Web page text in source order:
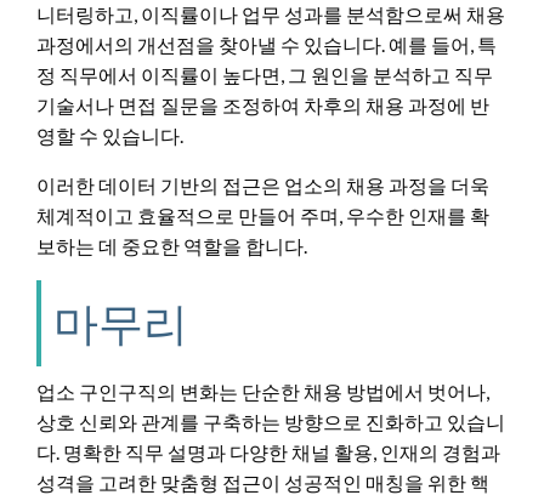
니터링하고, 이직률이나 업무 성과를 분석함으로써 채용
과정에서의 개선점을 찾아낼 수 있습니다. 예를 들어, 특
정 직무에서 이직률이 높다면, 그 원인을 분석하고 직무
기술서나 면접 질문을 조정하여 차후의 채용 과정에 반
영할 수 있습니다.
이러한 데이터 기반의 접근은 업소의 채용 과정을 더욱
체계적이고 효율적으로 만들어 주며, 우수한 인재를 확
보하는 데 중요한 역할을 합니다.
마무리
업소 구인구직의 변화는 단순한 채용 방법에서 벗어나,
상호 신뢰와 관계를 구축하는 방향으로 진화하고 있습니
다. 명확한 직무 설명과 다양한 채널 활용, 인재의 경험과
성격을 고려한 맞춤형 접근이 성공적인 매칭을 위한 핵